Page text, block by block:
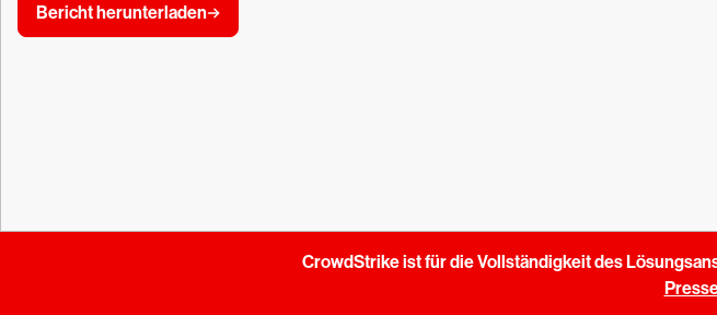
Bericht herunterladen
CrowdStrike ist für die Vollständigkeit des